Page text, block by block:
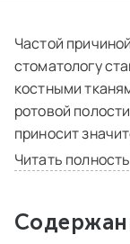
Частой
стоматологу
костными
ротовой
приносит
время
Читать